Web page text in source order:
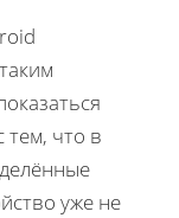
тем, что в
уже не